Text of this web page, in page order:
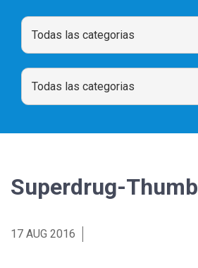
Superdrug-Thumb
17 AUG 2016